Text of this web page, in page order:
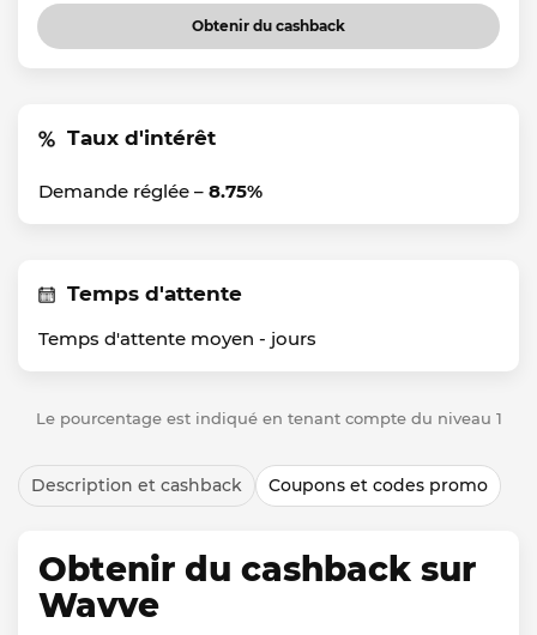
Obtenir du cashback
Taux d'intérêt
Demande réglée – 8.75%
Temps d'attente
Temps d'attente moyen - jours
Le pourcentage est indiqué en tenant compte du niveau 1
Description et cashback Coupons et codes promo
Obtenir du cashback sur
Wavve